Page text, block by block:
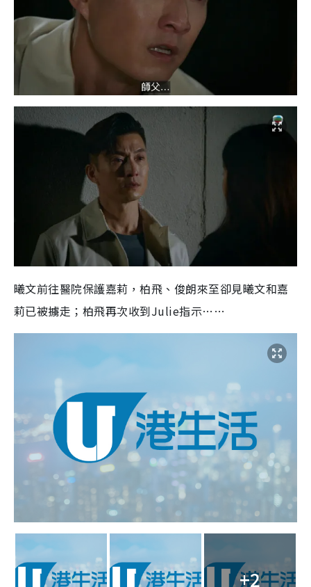
曦文前往醫院保護嘉莉，柏飛、俊朗來至卻見曦文和嘉
莉已被擄走；柏飛再次收到Julie指示……
+2